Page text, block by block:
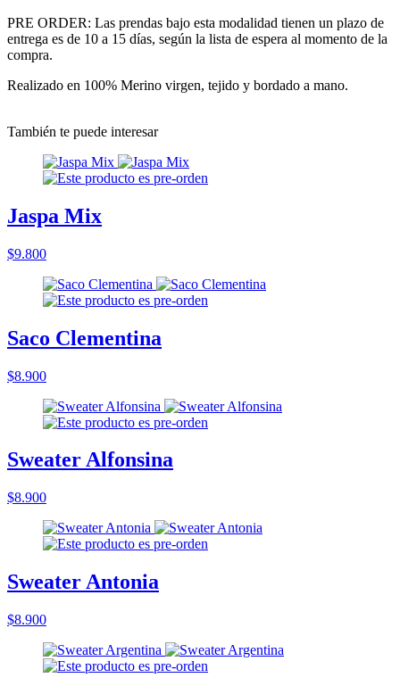
PRE ORDER: Las prendas bajo esta modalidad tienen un plazo de
entrega es de 10 a 15 días, según la lista de espera al momento de la
compra.
Realizado en 100% Merino virgen, tejido y bordado a mano.
También te puede interesar
Jaspa Mix
$9.800
Saco Clementina
$8.900
Sweater Alfonsina
$8.900
Sweater Antonia
$8.900